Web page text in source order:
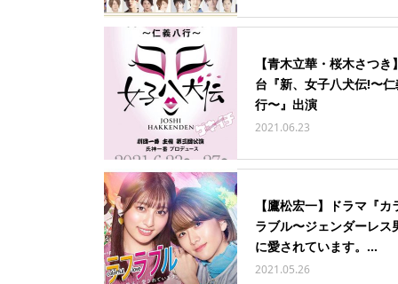
【青木立華・桜木さつき
台『新、女子八犬伝!〜
行〜』出演
2021.06.23
【鷹松宏一】ドラマ『カ
ラブル〜ジェンダーレス
に愛されています。...
2021.05.26